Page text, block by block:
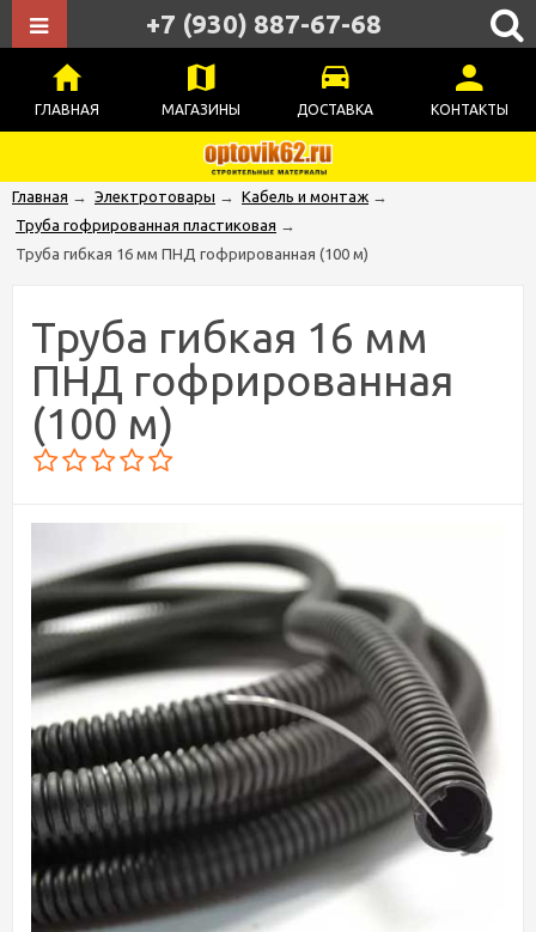
ГЛАВНАЯ МАГАЗИНЫ ДОСТАВКА КОНТАКТЫ
+7 (930) 887-67-68
Главная → Электротовары → Кабель и монтаж →
Труба гофрированная пластиковая →
Труба гибкая 16 мм ПНД гофрированная (100 м)
Труба гибкая 16 мм
ПНД гофрированная
(100 м)